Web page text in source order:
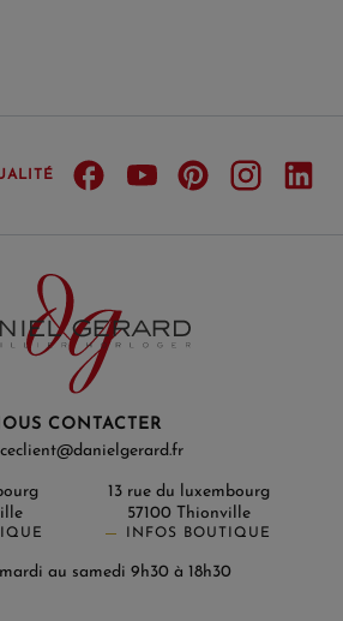
CONTACTER
13 rue du luxembourg
57100 Thionville
INFOS BOUTIQUE
au samedi 9h30 à 18h30